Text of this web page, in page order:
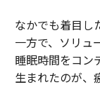
なかでも着目し
一方で、ソリュ
睡眠時間をコン
生まれたのが、